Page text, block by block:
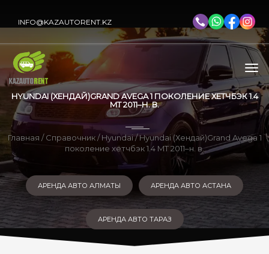
INFO@KAZAUTORENT.KZ
HYUNDAI (ХЕНДАЙ)GRAND AVEGA 1 ПОКОЛЕНИЕ ХЕТЧБЭК 1.4
MT 2011–Н. В.
Главная /Справочник/Hyundai/ Hyundai (Хендай)Grand Avega 1
поколение хетчбэк 1.4 MT 2011–н. в.
АРЕНДА АВТО АЛМАТЫ АРЕНДА АВТО АСТАНА
АРЕНДА АВТО ТАРАЗ